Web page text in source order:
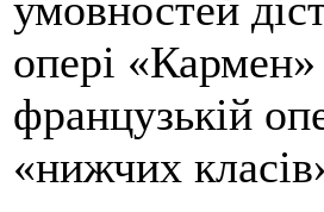
опері
французькій
«нижчих